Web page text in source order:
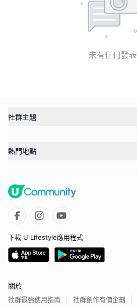
未有任何發表
社群主題
熱門地點
下載 U Lifestyle應用程式
關於
社群最強使用指南
社群創作有價企劃